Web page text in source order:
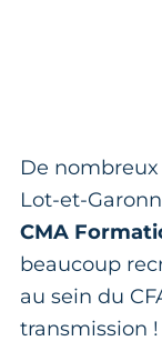
De
Lot-et-
CMA
beaucoup
au sein du
transmission !